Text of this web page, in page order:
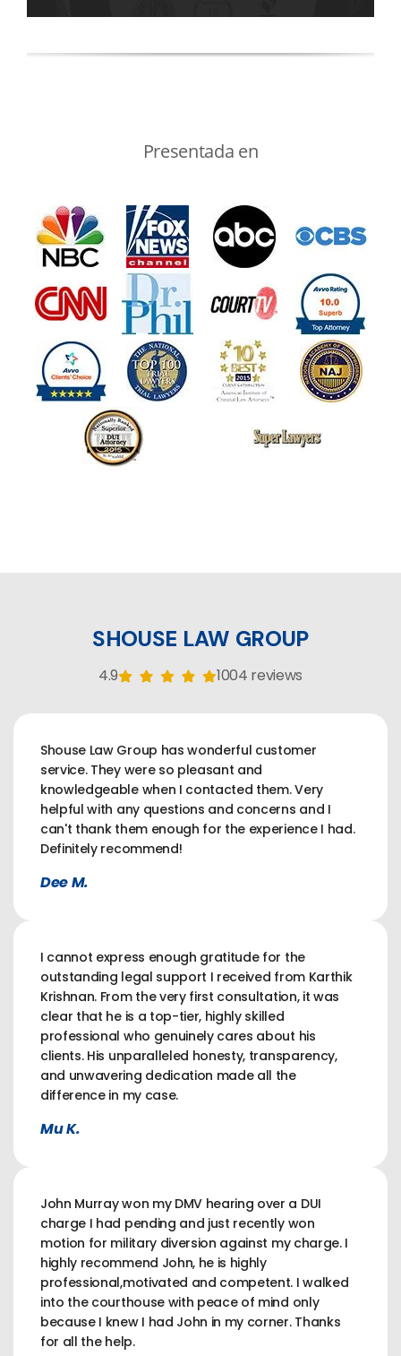
Presentada en
SHOUSE LAW GROUP
4.9 1004 reviews
Shouse Law Group has wonderful customer
service. They were so pleasant and
knowledgeable when I contacted them. Very
helpful with any questions and concerns and I
can't thank them enough for the experience I had.
Definitely recommend!
Dee M.
I cannot express enough gratitude for the
outstanding legal support I received from Karthik
Krishnan. From the very first consultation, it was
clear that he is a top-tier, highly skilled
professional who genuinely cares about his
clients. His unparalleled honesty, transparency,
and unwavering dedication made all the
difference in my case.
Mu K.
John Murray won my DMV hearing over a DUI
charge I had pending and just recently won
motion for military diversion against my charge. I
highly recommend John, he is highly
professional,motivated and competent. I walked
into the courthouse with peace of mind only
because I knew I had John in my corner. Thanks
for all the help.